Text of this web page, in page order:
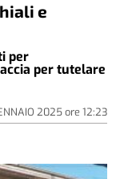
e
per
per tutelare
2025ore 12:23